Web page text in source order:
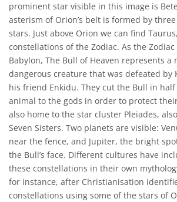
prominent star visible in this image is
asterism of Orion’s belt is formed by
stars. Just above Orion we can find
constellations of the Zodiac. As the
Babylon, The Bull of Heaven represents a
dangerous creature that was defeated by
his friend Enkidu. They cut the Bull in
animal to the gods in order to protect
also home to the star cluster Pleiades,
Seven Sisters. Two planets are visible:
near the fence, and Jupiter, the bright
the Bull’s face. Different cultures have
these constellations in their own
for instance, after Christianisation
constellations using some of the stars of